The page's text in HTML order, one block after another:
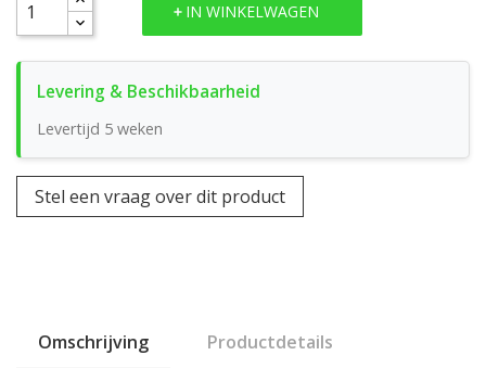
IN WINKELWAGEN
Levertijd 5 weken
Stel een vraag over dit product
Omschrijving Productdetails